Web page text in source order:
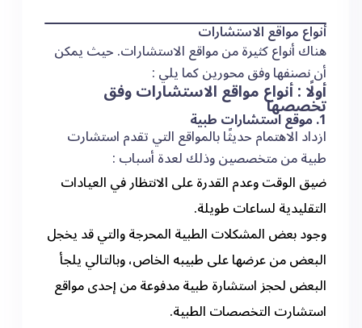
أنواع مواقع الاستشارات
هناك أنواع كثيرة من مواقع الاستشارات. حيث يمكن
أن نصنفها وفق محورين كما يلي :
أولًا : أنواع مواقع الاستشارات وفق
تخصصها
1. موقع استشارات طبية
ازداد الاهتمام حديثًا بالمواقع التي تقدم استشارت
طبية من متخصصين وذلك لعدة أسباب :
ضيق الوقت وعدم القدرة على الانتظار في العيادات
التقليدية لساعات طويلة.
وجود بعض المشكلات الطبية المحرجة والتي قد يخجل
البعض من عرضها على طبيبه الخاص، وبالتالي يلجأ
البعض لحجز استشارة طبية مدفوعة من إحدى مواقع
استشارت التخصصات الطبية.